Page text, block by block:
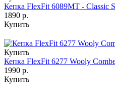
Кепка FlexFit 6089MT - Classic
1890 р.
Купить
Купить
Кепка FlexFit 6277 Wooly
1990 р.
Купить